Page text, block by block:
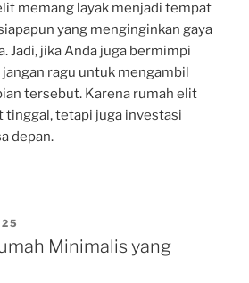
memang layak menjadi tempat
yang menginginkan gaya
Jadi, jika Anda juga bermimpi
ragu untuk mengambil
tersebut. Karena rumah elit
tinggal, tetapi juga investasi
depan.
Minimalis yang